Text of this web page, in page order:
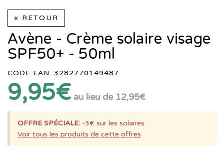
« RETOUR
Avène - Crème solaire visage
SPF50+ - 50ml
CODE EAN: 3282770149487
9,95€ au lieu de 12,95€
OFFRE SPÉCIALE: -3€ sur les solaires.
Voir tous les produits de cette offres